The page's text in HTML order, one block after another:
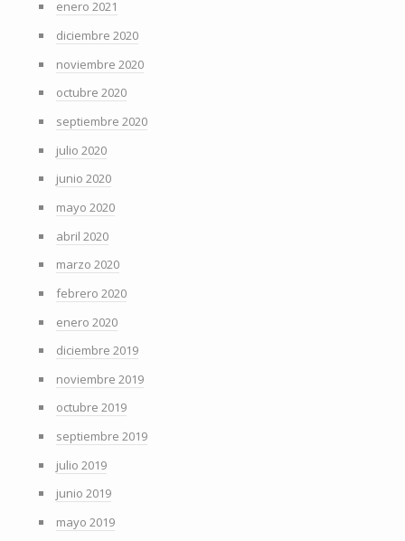
enero 2021
diciembre 2020
noviembre 2020
octubre 2020
septiembre 2020
julio 2020
junio 2020
mayo 2020
abril 2020
marzo 2020
febrero 2020
enero 2020
diciembre 2019
noviembre 2019
octubre 2019
septiembre 2019
julio 2019
junio 2019
mayo 2019